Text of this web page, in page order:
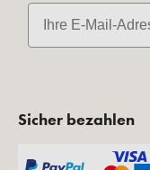
E-Mail
Sicher bezahlen